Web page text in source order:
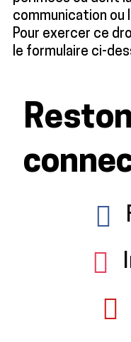
communication
Pour exercer ce
le formulaire ci-